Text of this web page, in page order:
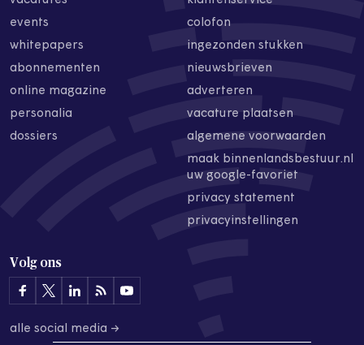
events
whitepapers
abonnementen
online magazine
personalia
dossiers
colofon
ingezonden stukken
nieuwsbrieven
adverteren
vacature plaatsen
algemene voorwaarden
maak binnenlandsbestuur.nl
uw google-favoriet
privacy statement
privacyinstellingen
Volg ons
alle social media →